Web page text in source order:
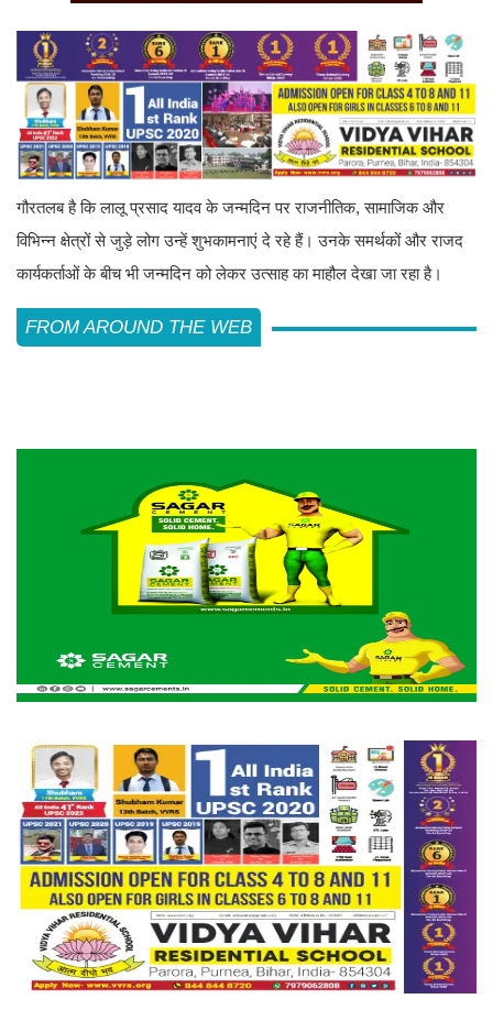
गौरतलब है कि लालू प्रसाद यादव के जन्मदिन पर राजनीतिक, सामाजिक और
विभिन्न क्षेत्रों से जुड़े लोग उन्हें शुभकामनाएं दे रहे हैं। उनके समर्थकों और राजद
कार्यकर्ताओं के बीच भी जन्मदिन को लेकर उत्साह का माहौल देखा जा रहा है।
FROM AROUND THE WEB